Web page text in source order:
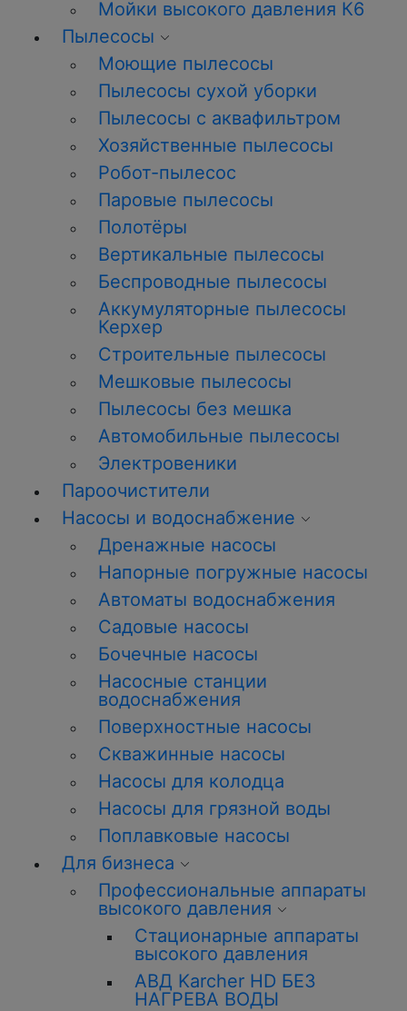
Мойки высокого давления К6
Пылесосы
Моющие пылесосы
Пылесосы сухой уборки
Пылесосы с аквафильтром
Хозяйственные пылесосы
Робот-пылесос
Паровые пылесосы
Полотёры
Вертикальные пылесосы
Беспроводные пылесосы
Аккумуляторные пылесосы
Керхер
Строительные пылесосы
Мешковые пылесосы
Пылесосы без мешка
Автомобильные пылесосы
Электровеники
Пароочистители
Насосы и водоснабжение
Дренажные насосы
Напорные погружные насосы
Автоматы водоснабжения
Садовые насосы
Бочечные насосы
Насосные станции
водоснабжения
Поверхностные насосы
Скважинные насосы
Насосы для колодца
Насосы для грязной воды
Поплавковые насосы
Для бизнеса
Профессиональные аппараты
высокого давления
Стационарные аппараты
высокого давления
АВД Karcher HD БЕЗ
НАГРЕВА ВОДЫ